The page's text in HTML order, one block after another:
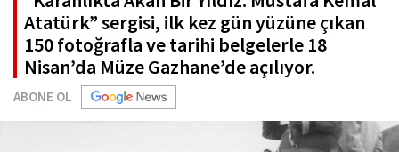
Atatürk” sergisi, ilk kez gün yüzüne çıkan
150 fotoğrafla ve tarihi belgelerle 18
Nisan’da Müze Gazhane’de açılıyor.
ABONE OL